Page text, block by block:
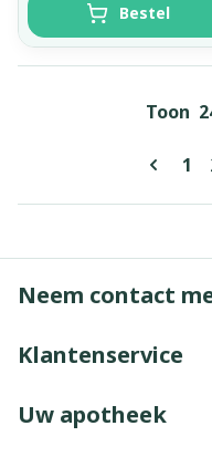
Bestel
U
1
Toon
Neem contact
Klantenservice
Uw apotheek